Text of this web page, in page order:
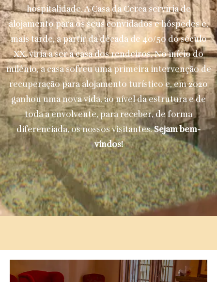
hospitalidade. A Casa da Cerca serviria de
alojamento para os seus convidados e hóspedes e,
mais tarde, a partir da década de 40/50 do século
XX, viria a ser a casa dos rendeiros. No início do
milénio, a casa sofreu uma primeira intervenção de
recuperação para alojamento turístico e, em 2020
ganhou uma nova vida, ao nível da estrutura e de
toda a envolvente, para receber, de forma
diferenciada, os nossos visitantes.Sejam bem-
vindos!